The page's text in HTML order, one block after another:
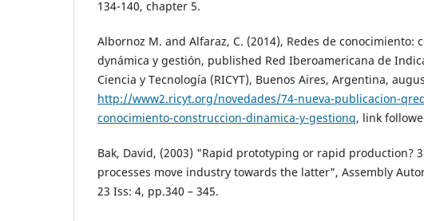
134-140, chapter 5.
Albornoz M. and Alfaraz, C. (2014), Redes de conocimiento:
dynámica y gestión, published Red Iberoamericana de
Ciencia y Tecnología (RICYT), Buenos Aires, Argentina,
http://www2.ricyt.org/novedades/74-nueva-publicacion-
conocimiento-construccion-dinamica-y-gestionq, link
Bak, David, (2003) "Rapid prototyping or rapid production?
processes move industry towards the latter", Assembly
23 Iss: 4, pp.340 – 345.